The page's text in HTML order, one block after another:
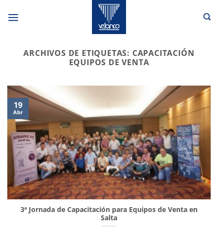
ARCHIVOS DE ETIQUETAS: CAPACITACIÓN
EQUIPOS DE VENTA
3ª Jornada de Capacitación para Equipos de Venta en
Salta
19
Abr